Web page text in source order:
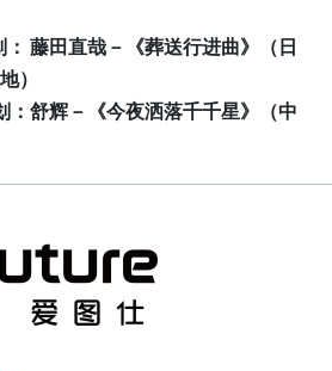
： 藤田直哉－《葬送行进曲》（日
）
：舒辉－《今夜洒落千千星》（中